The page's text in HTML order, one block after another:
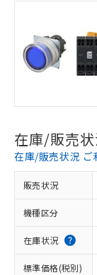
在庫/販売
在庫/販売状況 ご
販売状況
機種区分
在庫状況
標準価格(税別)